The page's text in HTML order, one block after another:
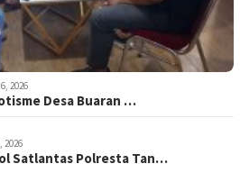
2026
Desa Buaran …
2026
Satlantas Polresta Tan…